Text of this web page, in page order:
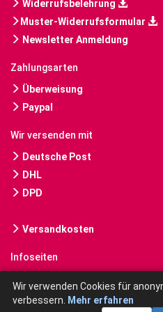
Widerrufsbelehrung
Muster-Widerrufsformular
Newsletter Anmeldung
Zahlungsarten
Überweisung
Paypal
Wir versenden mit
Deutsche Post
DHL
DPD
Versandkosten
Infoseiten
Wir verwenden Cookies für
verbessern.
Mehr erfahren